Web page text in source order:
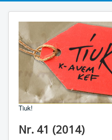
Tiuk!
Nr. 41 (2014)